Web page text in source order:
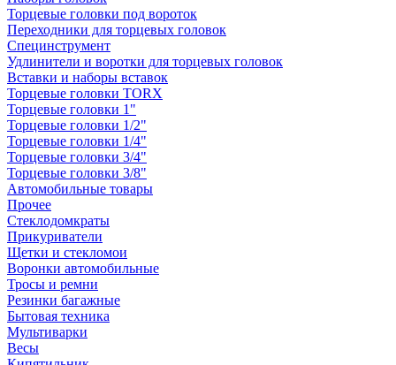
Торцевые головки под вороток
Переходники для торцевых головок
Специнструмент
Удлинители и воротки для торцевых головок
Вставки и наборы вставок
Торцевые головки TORX
Торцевые головки 1"
Торцевые головки 1/2"
Торцевые головки 1/4"
Торцевые головки 3/4"
Торцевые головки 3/8"
Автомобильные товары
Прочее
Стеклодомкраты
Прикуриватели
Щетки и стекломои
Воронки автомобильные
Тросы и ремни
Резинки багажные
Бытовая техника
Мультиварки
Весы